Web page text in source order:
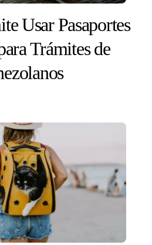
Usar Pasaportes
Trámites de